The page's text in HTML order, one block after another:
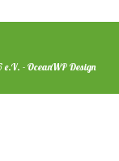
- OceanWP Design